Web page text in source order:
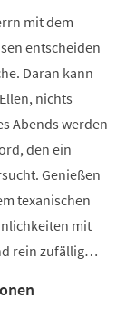
mit dem
entscheiden
Daran kann
nichts
Abends werden
den ein
Genießen
texanischen
mit
rein zufällig…